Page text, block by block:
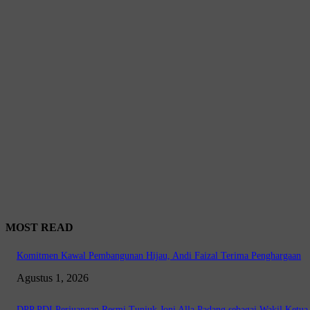
MOST READ
Komitmen Kawal Pembangunan Hijau, Andi Faizal Terima Penghargaan
Agustus 1, 2026